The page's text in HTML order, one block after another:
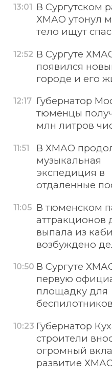
13:01 В Сургутском
ХМАО утонул
тело ищут
12:52 В Сургуте
появился
городе и его
12:17 Губернатор
тюменцы
млн литров
11:51
В ХМАО
музыкальная
экспедиция в
отдаленные
11:05 В тюменском
аттракционов
выпала из
возбуждено
10:50 В Сургуте
первую
площадку для
беспилотников
10:23 Губернатор
строители
огромный
развитие